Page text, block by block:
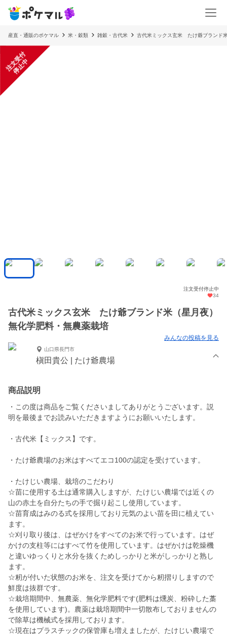
産直・通販のポケマル 米・穀類 雑穀・古代米 古代米ミックス玄米 たけ爺ブランド
注
文
受
付
停
止
中
注文受付停止中
34
古代米ミックス玄米 たけ爺ブランド米（星月夜）
無化学肥料・無農薬栽培
みんなの投稿を見る
山口県長門市
槇田貴公 | たけ爺農場
商品説明
・この度は商品をご覧くださいましてありがとうございます。説
明を最後までお読みいただきますようにお願いいたします。
・古代米【ミックス】です。
・たけ爺農場のお米はすべてエコ100の認定を受けています。
・たけじい農場、栽培のこだわり
☆苗に使用する土は通常購入しますが、たけじい農場では近くの
山の赤土を自分たちの手で掘り起こし使用しています。
☆苗育成はみのる式を採用しており元気のよい苗を田に植えてい
ます。
☆刈り取り後は、はぜかけをすべてのお米で行っています。はぜ
かけの支柱等にはすべて竹を使用しています。はぜかけは乾燥機
と違いゆっくりと水分を抜くためしっかりと米がしっかりと熟し
ます。
☆籾が付いた状態のお米を、注文を受けてから籾摺りしますので
鮮度は抜群です。
☆栽培期間中、無農薬、無化学肥料です(肥料は燻炭、粉砕した藁
を使用しています)。農薬は栽培期間中一切散布しておりませんの
で除草は機械式を採用しております。
☆現在はプラスチックの保管庫も増えましたが、たけじい農場で